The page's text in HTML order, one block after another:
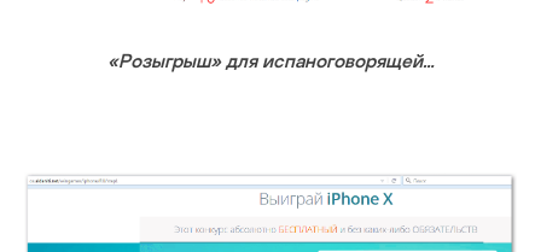
«Розыгрыш» для испаноговорящей…